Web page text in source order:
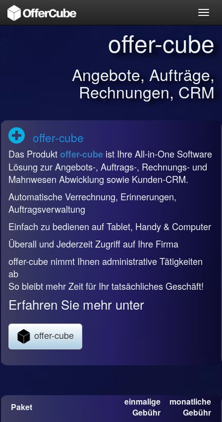
offer-cube
Angebote, Aufträge,
Rechnungen, CRM
offer-cube
Das Produktoffer-cube ist Ihre All-in-One Software
Lösung zur Angebots-, Auftrags-, Rechnungs- und
Mahnwesen Abwicklung sowie Kunden-CRM.
Automatische Verrechnung, Erinnerungen,
Auftragsverwaltung
Einfach zu bedienen auf Tablet, Handy & Computer
Überall und Jederzeit Zugriff auf Ihre Firma
offer-cube nimmt Ihnen administrative Tätigkeiten
ab
So bleibt mehr Zeit für Ihr tatsächliches Geschäft!
Erfahren Sie mehr unter
offer-cube
Paket
einmalige
Gebühr
monatliche
Gebühr